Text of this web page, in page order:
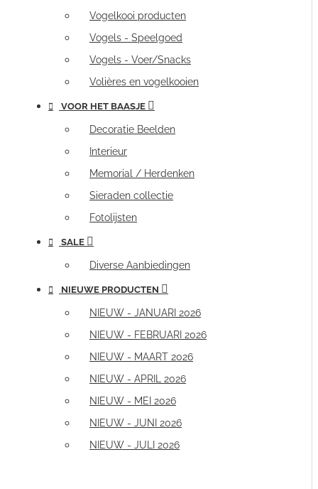
Vogelkooi producten
Vogels - Speelgoed
Vogels - Voer/Snacks
Volières en vogelkooien
VOOR HET BAASJE
Decoratie Beelden
Interieur
Memorial / Herdenken
Sieraden collectie
Fotolijsten
SALE
Diverse Aanbiedingen
NIEUWE PRODUCTEN
NIEUW - JANUARI 2026
NIEUW - FEBRUARI 2026
NIEUW - MAART 2026
NIEUW - APRIL 2026
NIEUW - MEI 2026
NIEUW - JUNI 2026
NIEUW - JULI 2026